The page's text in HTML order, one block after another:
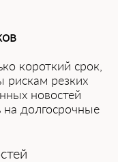
корот͏кий срок,
резких
нов͏остей
на долгосрочные